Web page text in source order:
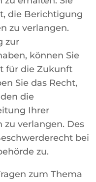
die Berichtigung
zu verlangen.
zur
können Sie
für die Zukunft
Sie das Recht,
die
Ihrer
zu verlangen. Des
bei
zu.
zum Thema